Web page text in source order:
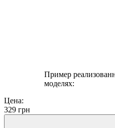
Пример
моделях:
Цена:
329 грн